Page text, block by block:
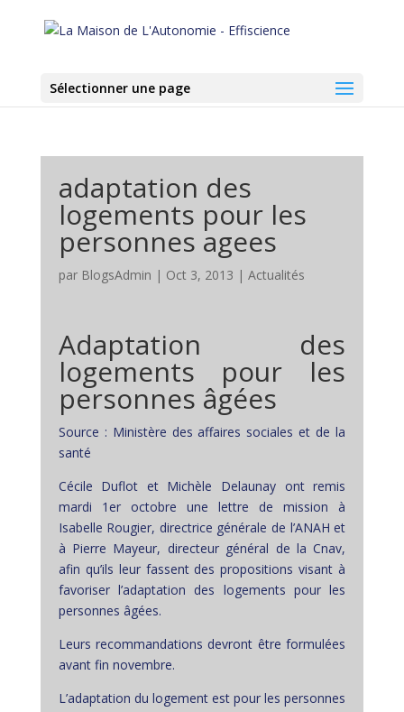
Sélectionner une page
adaptation des
logements pour les
personnes agees
par BlogsAdmin | Oct 3, 2013 | Actualités
Adaptation des
logements pour les
personnes âgées
Source : Ministère des affaires sociales et de la
santé
Cécile Duflot et Michèle Delaunay ont remis
mardi 1er octobre une lettre de mission à
Isabelle Rougier, directrice générale de l’ANAH et
à Pierre Mayeur, directeur général de la Cnav,
afin qu’ils leur fassent des propositions visant à
favoriser l’adaptation des logements pour les
personnes âgées.
Leurs recommandations devront être formulées
avant fin novembre.
L’adaptation du logement est pour les personnes